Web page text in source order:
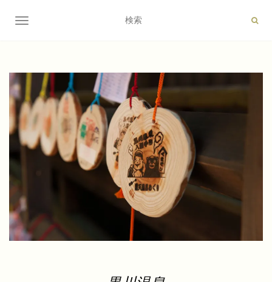
ナビゲーション切り替え